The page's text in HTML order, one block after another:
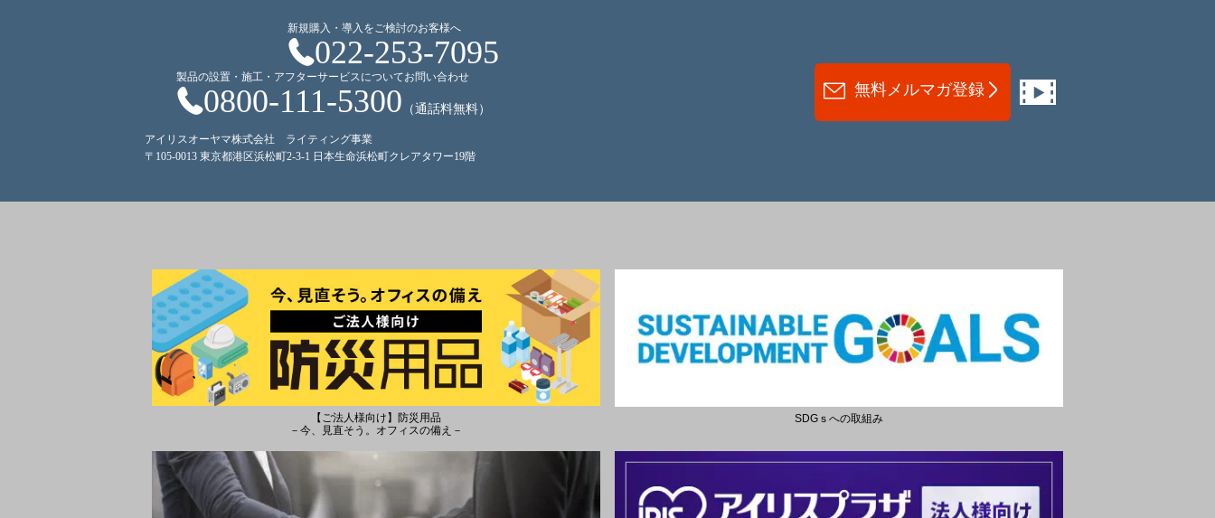
新規購入・導入をご検討のお客様へ
022-253-7095
製品の設置・施工・アフターサービスについてお問い合わせ
0800-111-5300 （通話料無料）
アイリスオーヤマ株式会社 ライティング事業
〒105-0013 東京都港区浜松町2-3-1 日本生命浜松町クレアタワー19階
無料メルマガ登録
【ご法人様向け】防災用品
－今、見直そう。オフィスの備え－
SDGｓへの取組み